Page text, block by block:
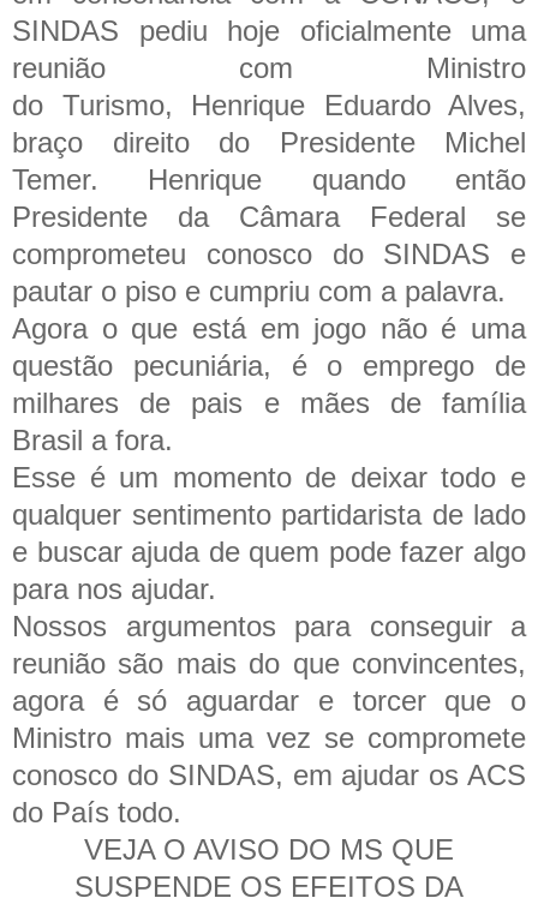
SINDAS pediu hoje oficialmente uma
reunião com Ministro
do Turismo, Henrique Eduardo Alves,
braço direito do Presidente Michel
Temer. Henrique quando então
Presidente da Câmara Federal se
comprometeu conosco do SINDAS e
pautar o piso e cumpriu com a palavra.
Agora o que está em jogo não é uma
questão pecuniária, é o emprego de
milhares de pais e mães de família
Brasil a fora.
Esse é um momento de deixar todo e
qualquer sentimento partidarista de lado
e buscar ajuda de quem pode fazer algo
para nos ajudar.
Nossos argumentos para conseguir a
reunião são mais do que convincentes,
agora é só aguardar e torcer que o
Ministro mais uma vez se compromete
conosco do SINDAS, em ajudar os ACS
do País todo.
VEJA O AVISO DO MS QUE
SUSPENDE OS EFEITOS DA